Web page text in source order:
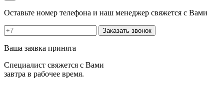
Фрязино
Химки
Хотьково
Чехов
Шатура
Щелково
Щербинка
Оставьте номер телефона и наш менеджер свяжется с Вами
Заказать звонок
Ваша заявка принята
Специалист свяжется с Вами
завтра в рабочее время.